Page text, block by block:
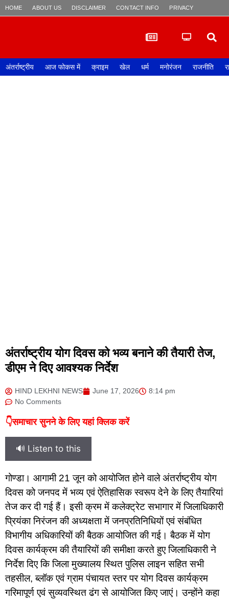
HOME ABOUT US DISCLAIMER CONTACT INFO PRIVACY POLICY
अंतर्राष्ट्रीय आज फोकस में क्राइम खेल धर्म मनोरंजन राजनीति
अंतर्राष्ट्रीय योग दिवस को भव्य बनाने की तैयारी तेज,
डीएम ने दिए आवश्यक निर्देश
HIND LEKHNI NEWS June 17, 2026
8:14 pm
No Comments
👇समाचार सुनने के लिए यहां क्लिक करें
🔊 Listen to this
गोण्डा। आगामी 21 जून को आयोजित होने वाले अंतर्राष्ट्रीय योग
दिवस को जनपद में भव्य एवं ऐतिहासिक स्वरूप देने के लिए तैयारियां
तेज कर दी गई हैं। इसी क्रम में कलेक्ट्रेट सभागार में जिलाधिकारी
प्रियंका निरंजन की अध्यक्षता में जनप्रतिनिधियों एवं संबंधित
विभागीय अधिकारियों की बैठक आयोजित की गई। बैठक में योग
दिवस कार्यक्रम की तैयारियों की समीक्षा करते हुए जिलाधिकारी ने
निर्देश दिए कि जिला मुख्यालय स्थित पुलिस लाइन सहित सभी
तहसील, ब्लॉक एवं ग्राम पंचायत स्तर पर योग दिवस कार्यक्रम
गरिमापूर्ण एवं सुव्यवस्थित ढंग से आयोजित किए जाएं। उन्होंने कहा